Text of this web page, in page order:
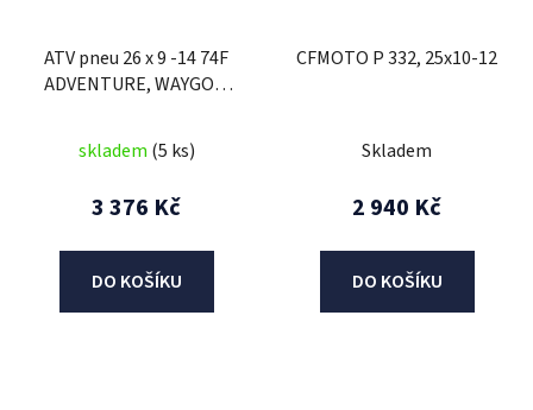
ATV pneu 26 x 9 -14 74F
ADVENTURE, WAYGOM
skladem (5 ks)
3 376 Kč
DO KOŠÍKU
CFMOTO P 332, 25x10-12
Skladem
2 940 Kč
DO KOŠÍKU